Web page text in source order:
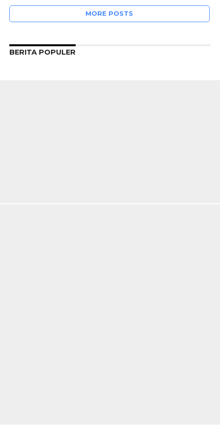
MORE POSTS
BERITA POPULER